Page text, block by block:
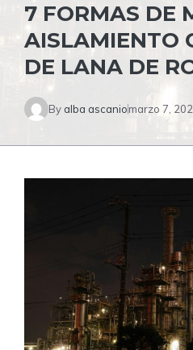
7 FORMAS DE
AISLAMIENTO
DE LANA DE
By alba ascaniomarzo 7,